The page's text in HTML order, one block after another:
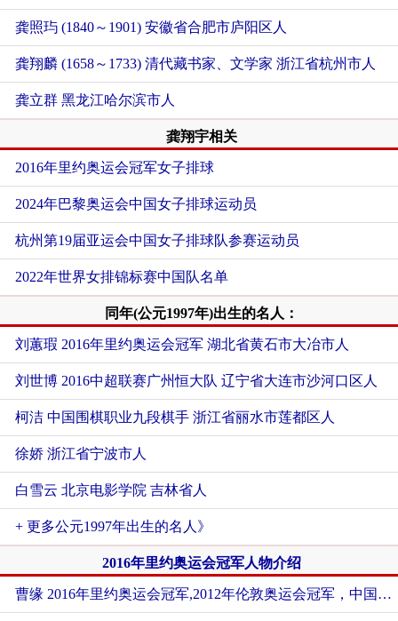
龚照玙 (1840～1901) 安徽省合肥市庐阳区人
龚翔麟 (1658～1733) 清代藏书家、文学家 浙江省杭州市人
龚立群 黑龙江哈尔滨市人
龚翔宇相关
2016年里约奥运会冠军女子排球
2024年巴黎奥运会中国女子排球运动员
杭州第19届亚运会中国女子排球队参赛运动员
2022年世界女排锦标赛中国队名单
同年(公元1997年)出生的名人：
刘蕙瑕 2016年里约奥运会冠军 湖北省黄石市大冶市人
刘世博 2016中超联赛广州恒大队 辽宁省大连市沙河口区人
柯洁 中国围棋职业九段棋手 浙江省丽水市莲都区人
徐娇 浙江省宁波市人
白雪云 北京电影学院 吉林省人
+ 更多公元1997年出生的名人》
2016年里约奥运会冠军人物介绍
曹缘 2016年里约奥运会冠军,2012年伦敦奥运会冠军，中国男子跳水队运动员